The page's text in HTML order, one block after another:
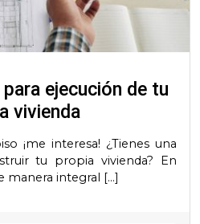
ejecución de tu
vivienda
¡me interesa! ¿Tienes una
tu propia vivienda? En
manera integral […]